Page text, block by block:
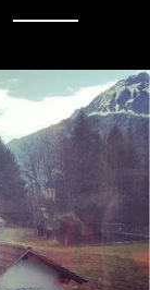
───